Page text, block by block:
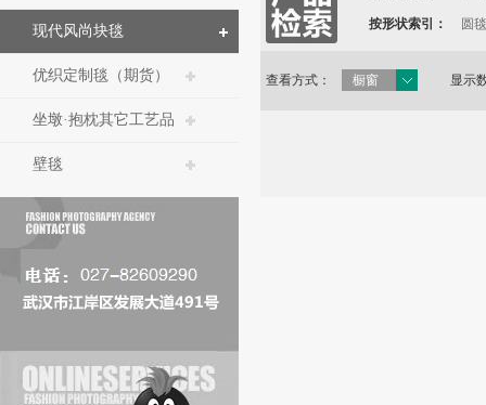
现代风尚块毯
优织定制毯（期货）
坐墩·抱枕其它工艺品
壁毯
按形状索引： 圆毯
查看方式： 橱窗 显示